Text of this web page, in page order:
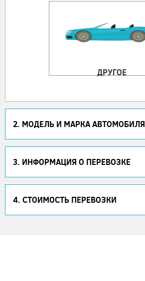
ДРУГОЕ
2. МОДЕЛЬ И МАРКА АВТОМОБИЛЯ
3. ИНФОРМАЦИЯ О ПЕРЕВОЗКЕ
4. СТОИМОСТЬ ПЕРЕВОЗКИ